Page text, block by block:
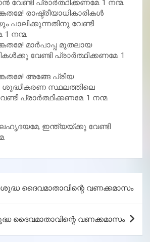
വേണ്ടി പ്രാര്‍ത്ഥിക്കണമേ. 1 നന്മ.
രാഷ്ട്രീയാധികാരികള്‍
പാലിക്കുന്നതിനു വേണ്ടി
1 നന്മ.
മാര്‍പാപ്പ മുതലായ
വേണ്ടി പ്രാര്‍ത്ഥിക്കണമേ. 1
അങ്ങേ പ്രിയ
ശുദ്ധീകരണ സ്ഥലത്തിലെ
പ്രാര്‍ത്ഥിക്കണമേ. 1 നന്മ.
ഇന്ത്യയ്ക്കു വേണ്ടി
ദൈവമാതാവിന്റെ വണക്കമാസം
ദൈവമാതാവിന്റെ വണക്കമാസം